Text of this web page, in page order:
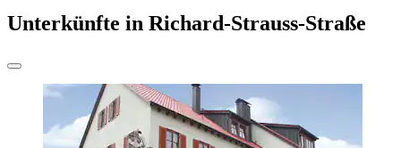
Unterkünfte in Richard-Strauss-Straße